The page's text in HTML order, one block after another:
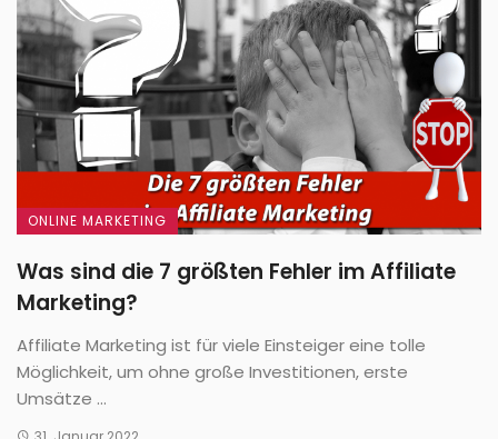
ONLINE MARKETING
Was sind die 7 größten Fehler im Affiliate
Marketing?
Affiliate Marketing ist für viele Einsteiger eine tolle
Möglichkeit, um ohne große Investitionen, erste
Umsätze ...